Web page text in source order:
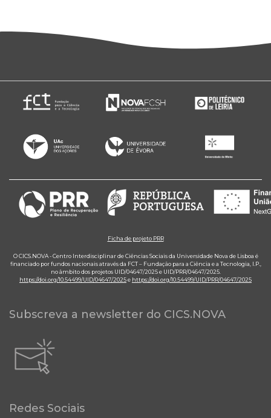
Ficha de projeto PRR
O CICS.NOVA - Centro Interdisciplinar de Ciências Sociais da Universidade Nova de Lisboa é
financiado por fundos nacionais através da FCT – Fundação para a Ciência e a Tecnologia, I.P.,
no âmbito dos projetos UID/04647/2025 e UID/PRR/04647/2025.
https://doi.org/10.54499/UID/04647/2025e https://doi.org/10.54499/UID/PRR/04647/2025
Subscreva a newsletter do CICS.NOVA
Redes Sociais